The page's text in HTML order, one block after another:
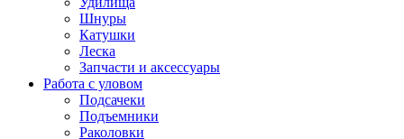
Шнуры
Катушки
Леска
Запчасти и аксессуары
Работа с уловом
Подсачеки
Подъемники
Раколовки